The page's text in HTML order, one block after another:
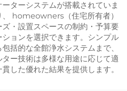
ターシステムが搭載されていま
、 homeowners（住宅所有者）
・設置スペースの制約・予算要
ョンを選択できます。シンプル
括的な全館浄水システムまで、
ー技術は多様な用途に応じて適
した優れた結果を提供します。